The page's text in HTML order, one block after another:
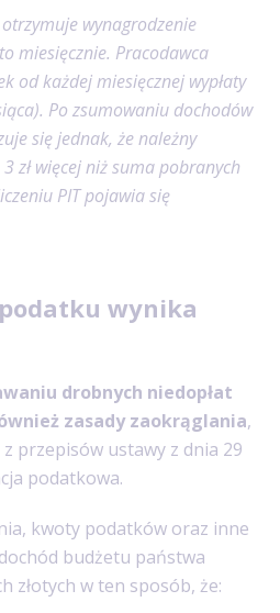
wynagrodzenie
miesięcznie. Pracodawca
od każdej miesięcznej wypłaty
Po zsumowaniu dochodów
się jednak, że należny
zł więcej niż suma pobranych
PIT pojawia się
wynika
drobnych niedopłat
zasady zaokrąglania,
przepisów ustawy z dnia 29
podatkowa.
kwoty podatków oraz inne
budżetu państwa
złotych w ten sposób, że: